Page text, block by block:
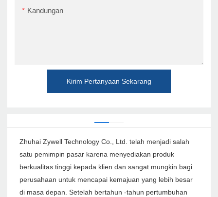
Kandungan
Kirim Pertanyaan Sekarang
Zhuhai Zywell Technology Co., Ltd. telah menjadi salah
satu pemimpin pasar karena menyediakan produk
berkualitas tinggi kepada klien dan sangat mungkin bagi
perusahaan untuk mencapai kemajuan yang lebih besar
di masa depan. Setelah bertahun -tahun pertumbuhan